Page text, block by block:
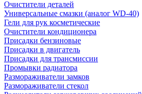
Очистители деталей
Универсальные смазки (аналог WD-40)
Гели для рук косметические
Очистители кондиционера
Присадки бензиновые
Присадки в двигатель
Присадки для трансмиссии
Промывки радиатора
Размораживатели замков
Размораживатели стекол